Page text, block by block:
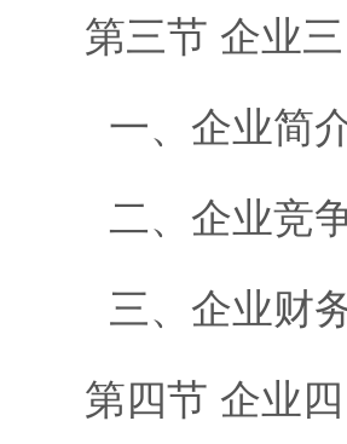
第三节 企业三
一、企业简
二、企业竞
三、企业财
第四节 企业四